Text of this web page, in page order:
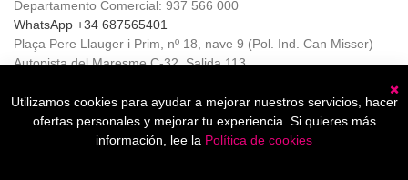
Departamento Comercial: 937 566 000
WhatsApp +34 687565401
Plaça Pere Llauger i Prim, nº 18, nave 9 (Pol. Ind. Can Misser)
Autopista del Maresme C-32, Salida 113
Horario de Atención al cliente:
De lunes a jueves de 8:00 a 17:00,
Viernes de 8:00 a 15:00
Utilizamos cookies para ayudar a mejorar nuestros servicios, hacer
ofertas personales y mejorar tu experiencia. Si quieres más
información, lee la Política de cookies